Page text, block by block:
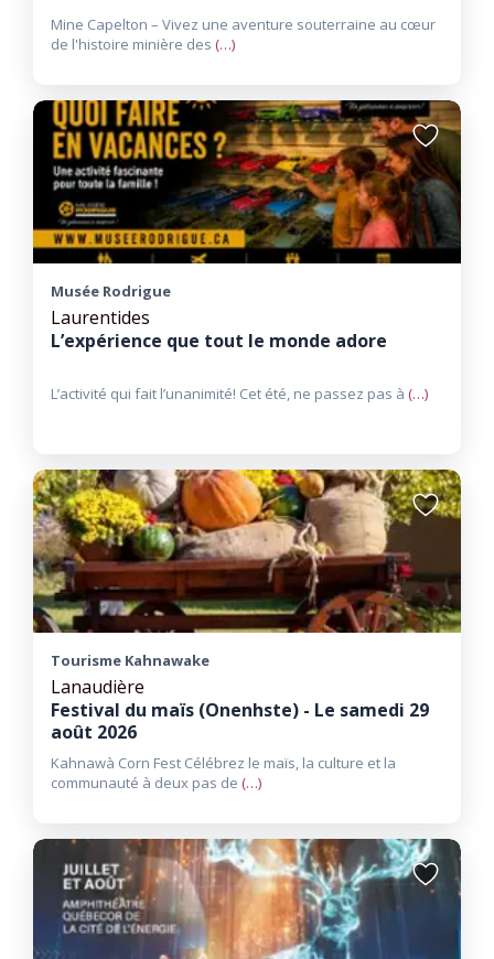
Mine Capelton – Vivez une aventure souterraine au cœur
de l'histoire minière des (…)
Ajouter
aux
favoris
Musée Rodrigue
Laurentides
L’expérience que tout le monde adore
L’activité qui fait l’unanimité​! Cet été, ne passez pas à (…)
Ajouter
Tourisme Kahnawake
Lanaudière
Festival du maïs (Onenhste) - Le samedi 29
août 2026
Kahnawà Corn Fest Célébrez le maïs, la culture et la
communauté à deux pas de (…)
Ajouter
aux